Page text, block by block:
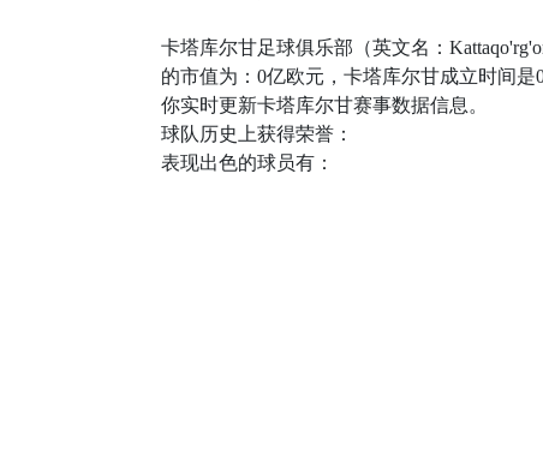
卡塔库尔甘足球俱乐部（英文名：
的市值为：0亿欧元，卡塔库尔甘成立时间
你实时更新卡塔库尔甘赛事数据信息。
球队历史上获得荣誉：
表现出色的球员有：